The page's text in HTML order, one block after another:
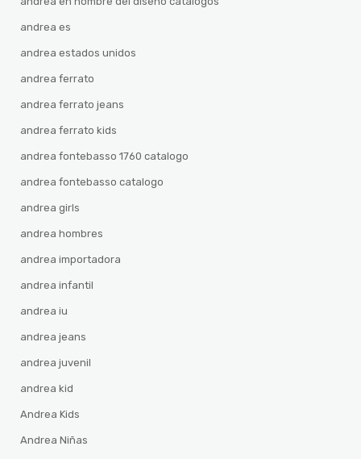
andrea es
andrea estados unidos
andrea ferrato
andrea ferrato jeans
andrea ferrato kids
andrea fontebasso 1760 catalogo
andrea fontebasso catalogo
andrea girls
andrea hombres
andrea importadora
andrea infantil
andrea iu
andrea jeans
andrea juvenil
andrea kid
Andrea Kids
Andrea Niñas